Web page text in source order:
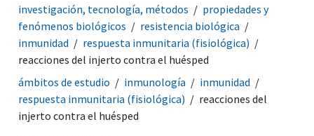
investigación, tecnología, métodos
propiedades y
fenómenos biológicos
resistencia biológica
inmunidad
respuesta inmunitaria (fisiológica)
reacciones del injerto contra el huésped
ámbitos de estudio
inmunología
inmunidad
respuesta inmunitaria (fisiológica)
reacciones del
injerto contra el huésped